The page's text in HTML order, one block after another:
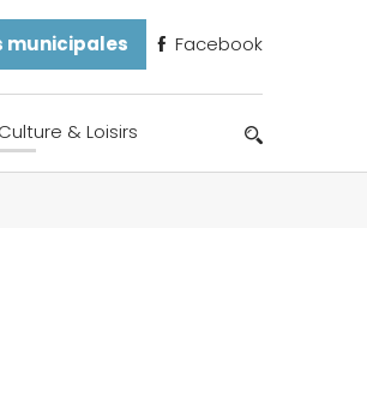
municipales Facebook
Culture & Loisirs